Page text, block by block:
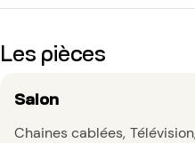
Les pièces
Salon
Chaines cablées Télévision